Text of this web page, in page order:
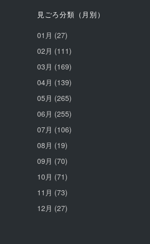
見ごろ分類（月別）
01月 (27)
02月 (111)
03月 (169)
04月 (139)
05月 (265)
06月 (255)
07月 (106)
08月 (19)
09月 (70)
10月 (71)
11月 (73)
12月 (27)